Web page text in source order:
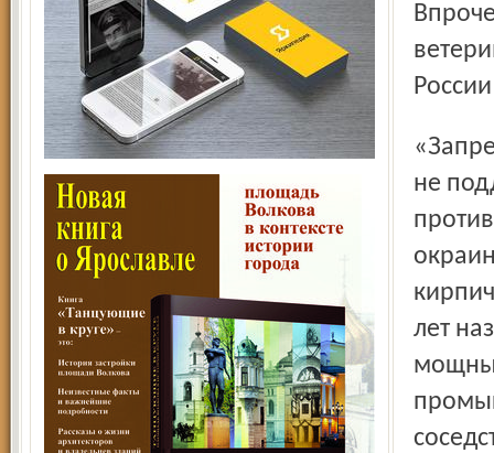
«Запретное» предложение Минсельхоза в правительстве
не
лет